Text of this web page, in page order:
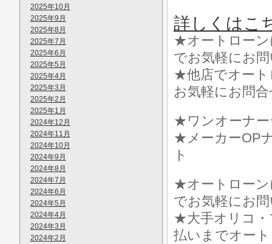
2025年10月
2025年9月
2025年8月
2025年7月
2025年6月
2025年5月
2025年4月
2025年3月
2025年2月
2025年1月
2024年12月
2024年11月
2024年10月
2024年9月
2024年8月
2024年7月
2024年6月
2024年5月
2024年4月
2024年3月
2024年2月
詳しくはこ
★オートローン
でお気軽にお
★他店でオート
お気軽にお問
★ワンオーナー
★メーカーOP
ト
★オートローン
でお気軽にお
★大手オリコ・
払いまでオー